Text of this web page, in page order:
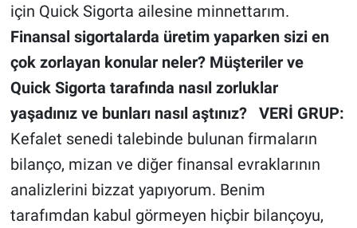
için Quick Sigorta ailesine minnettarım.
Finansal sigortalarda üretim yaparken sizi en
çok zorlayan konular neler? Müşteriler ve
Quick Sigorta tarafında nasıl zorluklar
yaşadınız ve bunları nasıl aştınız?
VERİ GRUP:
Kefalet senedi talebinde bulunan firmaların
bilanço, mizan ve diğer finansal evraklarının
analizlerini bizzat yapıyorum. Benim
tarafımdan kabul görmeyen hiçbir bilançoyu,